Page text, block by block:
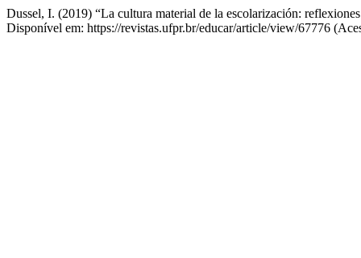
Dussel, I. (2019) “La cultura material de la escolarización:
Disponível em: https://revistas.ufpr.br/educar/article/view/67776